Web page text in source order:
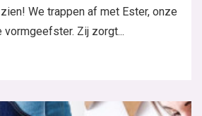
We trappen af met Ester, onze
vormgeefster. Zij zorgt...